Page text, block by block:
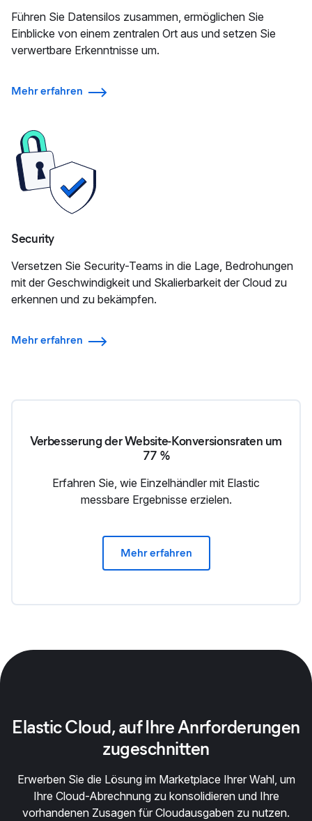
Führen Sie Datensilos zusammen, ermöglichen Sie
Einblicke von einem zentralen Ort aus und setzen Sie
verwertbare Erkenntnisse um.
Mehr erfahren
Security
Versetzen Sie Security-Teams in die Lage, Bedrohungen
mit der Geschwindigkeit und Skalierbarkeit der Cloud zu
erkennen und zu bekämpfen.
Mehr erfahren
Verbesserung der Website-Kon­ver­sions­raten um
77 %
Erfahren Sie, wie Einzelhändler mit Elastic
messbare Ergebnisse erzielen.
Mehr erfahren
Elastic Cloud, auf Ihre Anrforderungen
zugeschnitten
Erwerben Sie die Lösung im Marketplace Ihrer Wahl, um
Ihre Cloud-Abrechnung zu konsolidieren und Ihre
vorhandenen Zusagen für Cloudausgaben zu nutzen.